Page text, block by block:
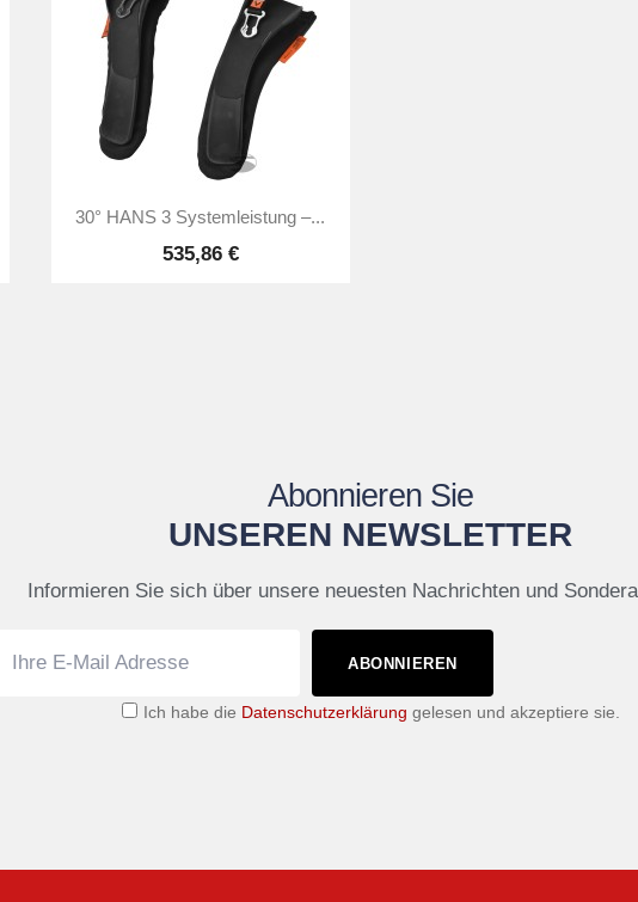
Vorschau
30° HANS 3 Systemleistung –...
535,86 €
Abonnieren Sie
UNSEREN NEWSLETTER
Informieren Sie sich über unsere neuesten Nachrichten und
ABONNIEREN
Ich habe die Datenschutzerklärung gelesen und akzeptiere sie.